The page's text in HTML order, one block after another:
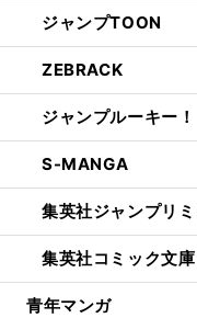
ジャンプTOON
ZEBRACK
ジャンプルーキー！
S-MANGA
集英社ジャンプリ
集英社コミック文庫
青年マンガ